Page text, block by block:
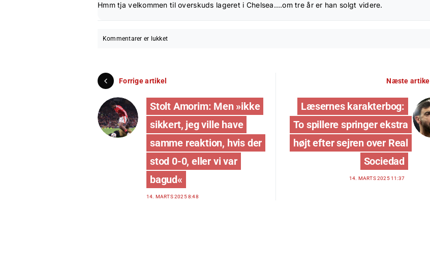
Hmm tja velkommen til overskuds lageret i Chelsea….om tre år er han solgt videre.
Kommentarer er lukket
Forrige artikel
Stolt Amorim: Men »ikke
sikkert, jeg ville have
samme reaktion, hvis der
stod 0-0, eller vi var
bagud«
14. MARTS 2025 8:48
Næste artikel
Læsernes karakterbog:
To spillere springer ekstra
højt efter sejren over Real
Sociedad
14. MARTS 2025 11:37